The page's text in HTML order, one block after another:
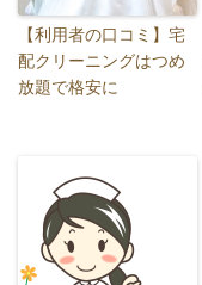
【利用者の口コミ】宅
配クリーニングはつめ
放題で格安に